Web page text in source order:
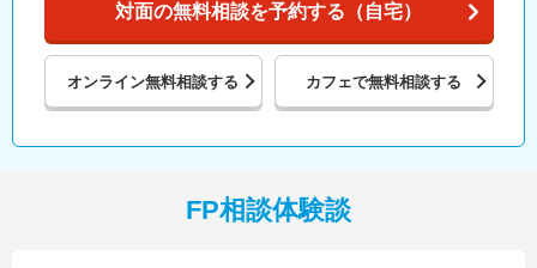
対面の無料相談を予約する（自宅）
オンライン無料相談する カフェで無料相談する
FP相談体験談